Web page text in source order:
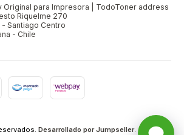
Original para Impresora | TodoToner address
Riquelme 270
Santiago Centro
- Chile
Desarrollado por Jumpseller.